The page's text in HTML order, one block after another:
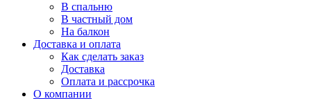
В спальню
В частный дом
На балкон
Доставка и оплата
Как сделать заказ
Доставка
Оплата и рассрочка
О компании